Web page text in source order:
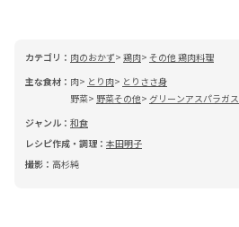
カテゴリ： 肉のおかず 鶏肉 その他 鶏肉料理
主な食材： 肉 とり肉
とりささ身
野菜
野菜その他
グリーンアスパラガス
ジャンル： 和食
レシピ作成・調理： 本田明子
撮影： 高杉純